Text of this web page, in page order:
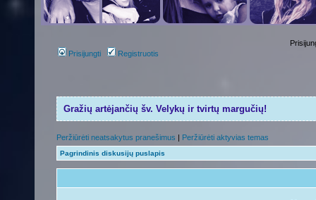
Prisijungti Registruotis
Gražių artėjančių šv. Velykų ir tvirtų margučių!
Peržiūrėti neatsakytus pranešimus | Peržiūrėti aktyvias temas
Pagrindinis diskusijų puslapis